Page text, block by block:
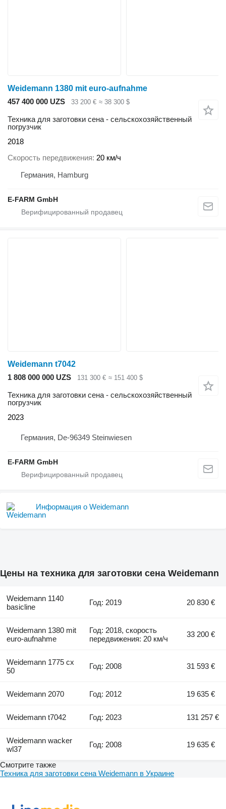
Weidemann 1380 mit euro-aufnahme
457 400 000 UZS
33 200 € ≈ 38 300 $
Техника для заготовки сена - сельскохозяйственный
погрузчик
2018
Скорость передвижения 20 км/ч
Германия, Hamburg
E-FARM GmbH
Weidemann t7042
1 808 000 000 UZS
131 300 € ≈ 151 400 $
Техника для заготовки сена - сельскохозяйственный
погрузчик
2023
Германия, De-96349 Steinwiesen
E-FARM GmbH
Информация о Weidemann
Цены на техника для заготовки сена Weidemann
Weidemann 1140
basicline
Год: 2019 20 830 €
Weidemann 1380 mit
euro-aufnahme
Год: 2018, скорость
передвижения: 20 км/ч
33 200 €
Weidemann 1775 cx
50
Год: 2008 31 593 €
Weidemann 2070 Год: 2012 19 635 €
Weidemann t7042 Год: 2023 131 257 €
Weidemann wacker
wl37
Год: 2008 19 635 €
Смотрите также
Техника для заготовки сена Weidemann в Украине